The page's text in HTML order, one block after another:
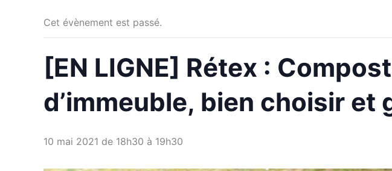
Cet évènement est passé.
[EN LIGNE] Rétex :
d’immeuble, bien choisir et
10 mai 2021 de 18h30 à 19h30